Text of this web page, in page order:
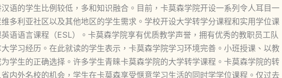
语的学生比例较低，多和知识融合。目前，卡莫森学院开设一系列令人耳目一
多利亚社区以及其他地区的学生需求。学校开设大学转学分课程和实用学位课
语语言课程（ESL）。卡莫森学院享有优质教学声誉，拥有优秀的教职员工队
学习经历。在此就读的学生表示，卡莫森学院学习环境完善。小班授课、以教
学生的正确选择。许多学生青睐卡莫森学院的大学转学课程。卡莫森学院的转
内外名校的机会，学生在卡莫森享受惬意学习生活的同时学学位课程。仅过去